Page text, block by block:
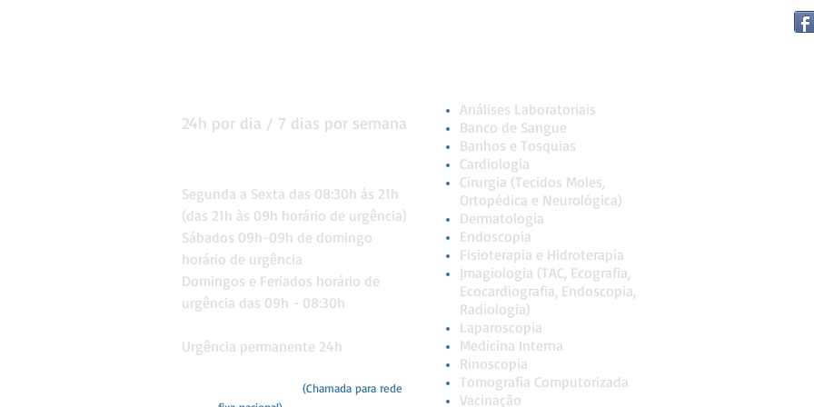
24h por dia / 7 dias por semana
Segunda a Sexta das 08:30h às 21h
(das 21h às 09h horário de urgência)
Sábados 09h-09h de domingo
horário de urgência
Domingos e Feriados horário de
urgência das 09h - 08:30h
Urgência permanente 24h
(Chamada para rede
Análises Laboratoriais
Banco de Sangue
Banhos e Tosquias
Cardiologia
Cirurgia (Tecidos Moles,
Ortopédica e Neurológica)
Dermatologia
Endoscopia
Fisioterapia e Hidroterapia
Imagiologia (TAC, Ecografia,
Ecocardiografia, Endoscopia,
Radiologia)
Laparoscopia
Medicina Interna
Rinoscopia
Tomografia Computorizada
Vacinação